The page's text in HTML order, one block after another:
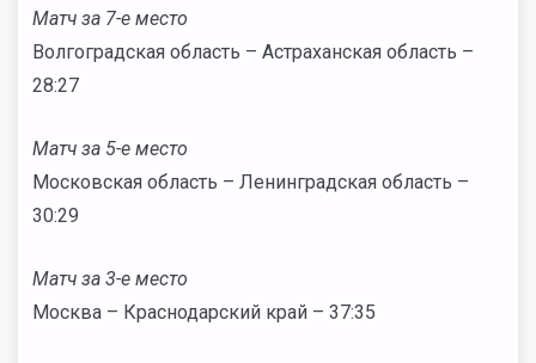
Матч за 7-е место
Волгоградская область – Астраханская область –
28:27
Матч за 5-е место
Московская область – Ленинградская область –
30:29
Матч за 3-е место
Москва – Краснодарский край – 37:35